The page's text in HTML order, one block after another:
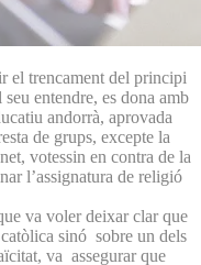
el trencament del principi
entendre, es dona amb
andorrà, aprovada
de grups, excepte la
votessin en contra de la
l’assignatura de religió
va voler deixar clar que
sinó sobre un dels
va assegurar que